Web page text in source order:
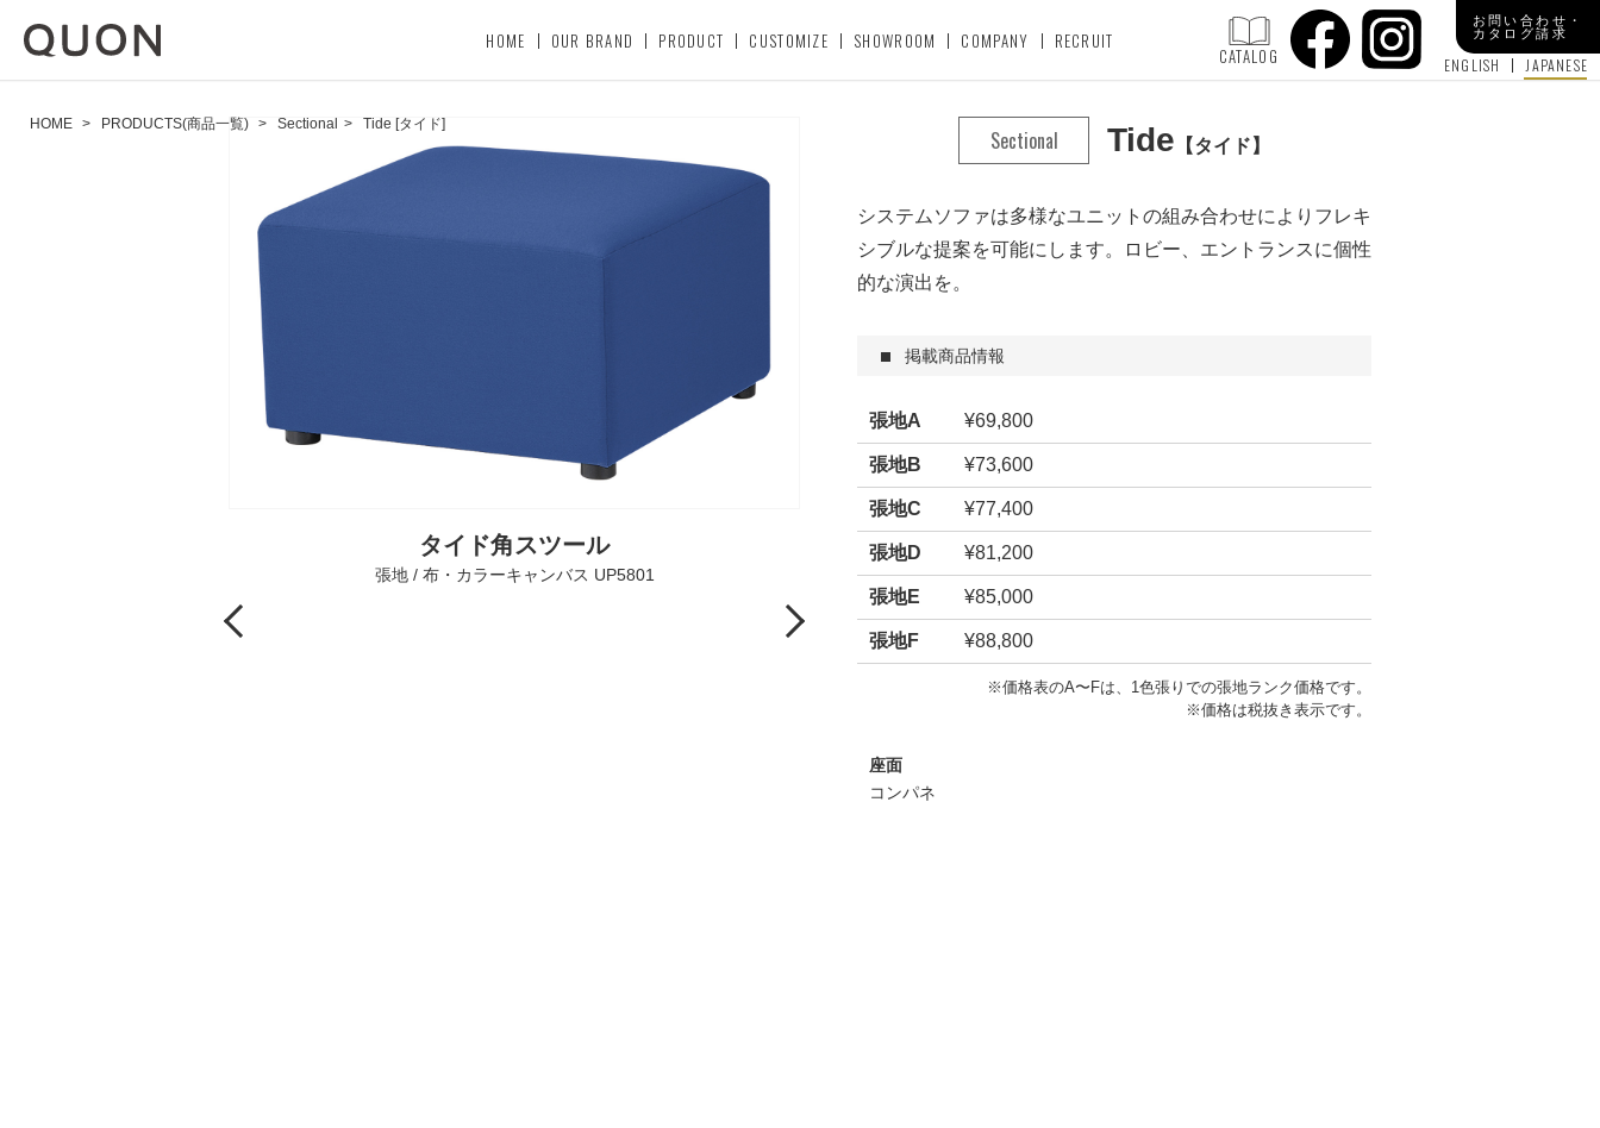
CATALOG
HOME OUR BRAND PRODUCT CUSTOMIZE SHOWROOM COMPANY RECRUIT
ENGLISH JAPANESE
お問い合わせ・
カタログ請求
HOME > PRODUCTS(商品一覧) > Sectional > Tide [タイド]
Previous
タイド角スツール
張地 / 布・カラーキャンバス UP5801
Next
Sectional Tide タイド
システムソファは多様なユニットの組み合わせによりフレキ
シブルな提案を可能にします。ロビー、エントランスに個性
的な演出を。
掲載商品情報
張地A ¥69,800
張地B ¥73,600
張地C ¥77,400
張地D ¥81,200
張地E ¥85,000
張地F ¥88,800
※価格表のA〜Fは、1色張りでの張地ランク価格です。
※価格は税抜き表示です。
座面
コンパネ